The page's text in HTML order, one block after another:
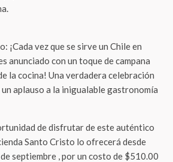
¡Cada vez que se sirve un Chile en
anunciado con un toque de campana
la cocina! Una verdadera celebración
aplauso a la inigualable gastronomía
de disfrutar de este auténtico
Santo Cristo lo ofrecerá desde
septiembre , por un costo de $510.00